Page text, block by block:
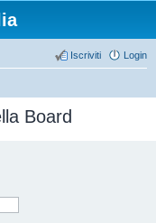
Login
Iscriviti
Board